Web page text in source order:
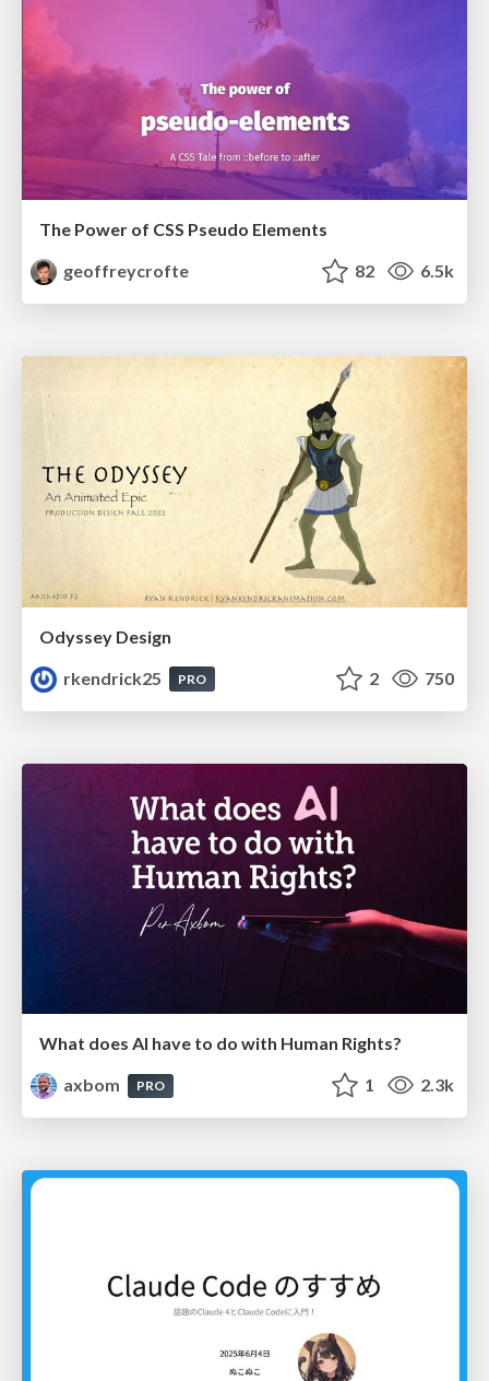
The Power of CSS Pseudo Elements
geoffreycrofte
82 6.5k
Odyssey Design
rkendrick25
PRO 2 750
What does AI have to do with Human Rights?
axbom
PRO 1 2.3k